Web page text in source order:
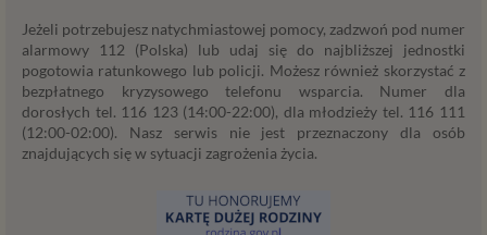
Jeżeli potrzebujesz natychmiastowej pomocy, zadzwoń pod numer
alarmowy 112 (Polska) lub udaj się do najbliższej jednostki
pogotowia ratunkowego lub policji. Możesz również skorzystać z
bezpłatnego kryzysowego telefonu wsparcia. Numer dla
dorosłych tel. 116 123 (14:00-22:00), dla młodzieży tel. 116 111
(12:00-02:00). Nasz serwis nie jest przeznaczony dla osób
znajdujących się w sytuacji zagrożenia życia.
osobowych oraz danych eksploatacyjnych w celu
personalizowania udostępnianych treści i reklam oraz
analizowania ruchu na naszych stronach. W ten sposób
technologię tę wykorzystują również nasi Zaufani
Partnerzy. Cookies to dane informatyczne zapisywane w
plikach i przechowywane na Twoim urządzeniu
które przeglądarka wysyła do serwera przy
każdorazowym wejściu na stronę z tego urządzenia,